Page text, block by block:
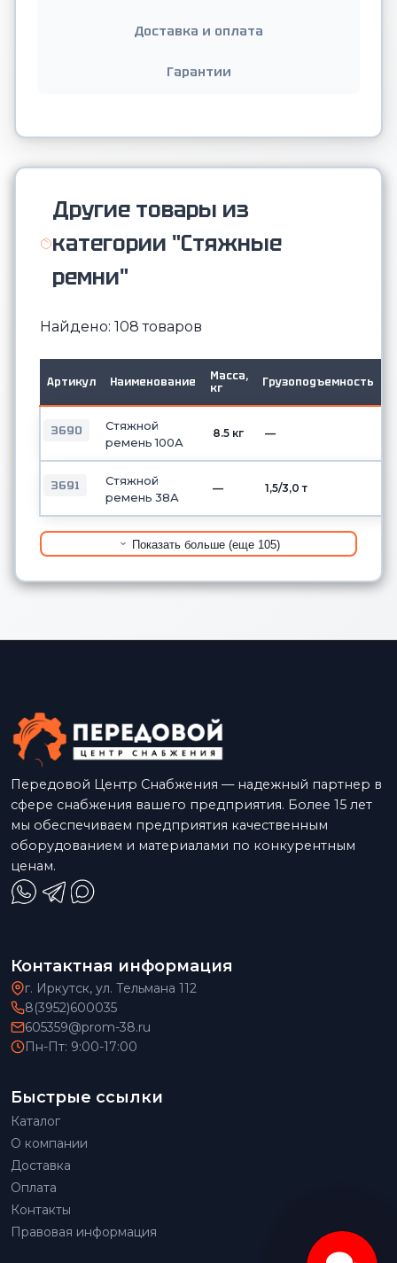
Доставка и оплата
Гарантии
Другие товары из
категории "Стяжные
ремни"
Найдено: 108 товаров
Артикул Наименование
Масса,
кг
Грузоподъемность
3690
Стяжной
ремень 100А
8.5 кг —
3691
Стяжной
ремень 38А
— 1,5/3,0 т
Показать больше (еще 105)
Передовой Центр Снабжения — надежный партнер в
сфере снабжения вашего предприятия. Более 15 лет
мы обеспечиваем предприятия качественным
оборудованием и материалами по конкурентным
ценам.
Контактная информация
г. Иркутск, ул. Тельмана 112
8(3952)600035
605359@prom-38.ru
Пн-Пт: 9:00-17:00
Быстрые ссылки
Каталог
О компании
Доставка
Оплата
Контакты
Правовая информация